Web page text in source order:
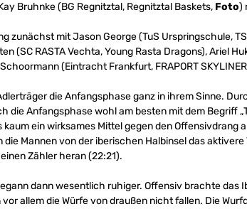
Bruhnke (BG Regnitztal, Regnitztal Baskets, Foto)
zunächst mit Jason George (TuS Urspringschule,
(SC RASTA Vechta, Young Rasta Dragons), Ariel
(Eintracht Frankfurt, FRAPORT
die Anfangsphase ganz in ihrem Sinne.
die Anfangsphase wohl am besten mit dem Begriff
ein wirksames Mittel gegen den Offensivdrang
die Mannen von der iberischen Halbinsel das
Zähler heran (22:21).
dann wesentlich ruhiger. Offensiv brachte das
allem die Würfe von draußen nicht fallen. Die